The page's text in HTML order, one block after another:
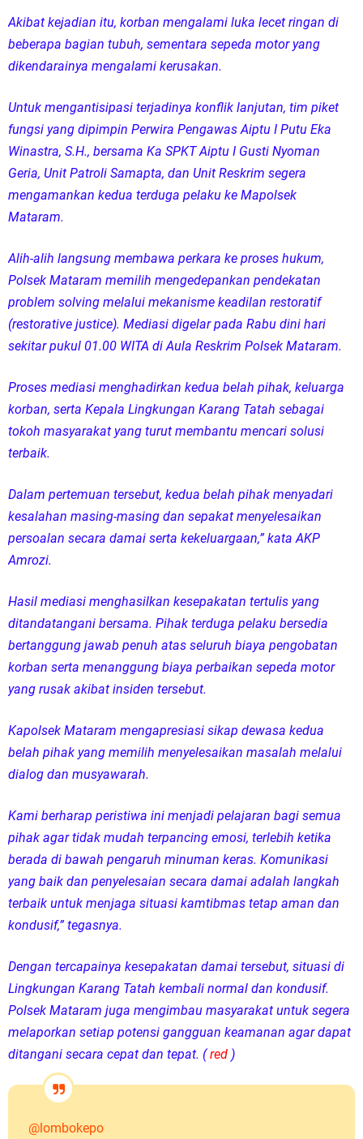
Akibat kejadian itu, korban mengalami luka lecet ringan di
beberapa bagian tubuh, sementara sepeda motor yang
dikendarainya mengalami kerusakan.
Untuk mengantisipasi terjadinya konflik lanjutan, tim piket
fungsi yang dipimpin Perwira Pengawas Aiptu I Putu Eka
Winastra, S.H., bersama Ka SPKT Aiptu I Gusti Nyoman
Geria, Unit Patroli Samapta, dan Unit Reskrim segera
mengamankan kedua terduga pelaku ke Mapolsek
Mataram.
Alih-alih langsung membawa perkara ke proses hukum,
Polsek Mataram memilih mengedepankan pendekatan
problem solving melalui mekanisme keadilan restoratif
(restorative justice). Mediasi digelar pada Rabu dini hari
sekitar pukul 01.00 WITA di Aula Reskrim Polsek Mataram.
Proses mediasi menghadirkan kedua belah pihak, keluarga
korban, serta Kepala Lingkungan Karang Tatah sebagai
tokoh masyarakat yang turut membantu mencari solusi
terbaik.
Dalam pertemuan tersebut, kedua belah pihak menyadari
kesalahan masing-masing dan sepakat menyelesaikan
persoalan secara damai serta kekeluargaan,” kata AKP
Amrozi.
Hasil mediasi menghasilkan kesepakatan tertulis yang
ditandatangani bersama. Pihak terduga pelaku bersedia
bertanggung jawab penuh atas seluruh biaya pengobatan
korban serta menanggung biaya perbaikan sepeda motor
yang rusak akibat insiden tersebut.
Kapolsek Mataram mengapresiasi sikap dewasa kedua
belah pihak yang memilih menyelesaikan masalah melalui
dialog dan musyawarah.
Kami berharap peristiwa ini menjadi pelajaran bagi semua
pihak agar tidak mudah terpancing emosi, terlebih ketika
berada di bawah pengaruh minuman keras. Komunikasi
yang baik dan penyelesaian secara damai adalah langkah
terbaik untuk menjaga situasi kamtibmas tetap aman dan
kondusif,” tegasnya.
Dengan tercapainya kesepakatan damai tersebut, situasi di
Lingkungan Karang Tatah kembali normal dan kondusif.
Polsek Mataram juga mengimbau masyarakat untuk segera
melaporkan setiap potensi gangguan keamanan agar dapat
ditangani secara cepat dan tepat. (red )
@lombokepo